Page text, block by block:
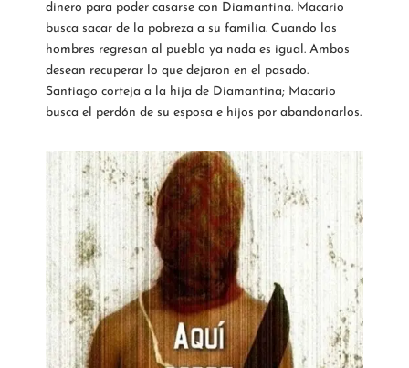
dinero para poder casarse con Diamantina. Macario
busca sacar de la pobreza a su familia. Cuando los
hombres regresan al pueblo ya nada es igual. Ambos
desean recuperar lo que dejaron en el pasado.
Santiago corteja a la hija de Diamantina; Macario
busca el perdón de su esposa e hijos por abandonarlos.